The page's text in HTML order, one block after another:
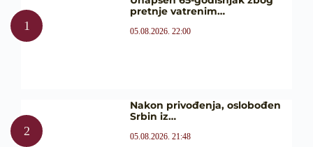
pretnje vatrenim…
05.08.2026. 22:00
Nakon privođenja, oslobođen
Srbin iz…
05.08.2026. 21:48